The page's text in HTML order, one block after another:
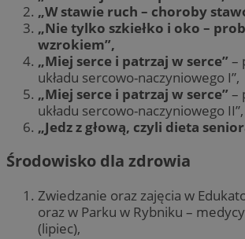
„W stawie ruch – choroby
„Nie tylko szkiełko i oko –
wzrokiem”,
„Miej serce i patrzaj w serce” –
układu sercowo-naczyniowego I”,
„Miej serce i patrzaj w serce” –
układu sercowo-naczyniowego II”,
„Jedz z głową, czyli dieta
Środowisko dla zdrowia
Zwiedzanie oraz zajęcia w
oraz w Parku w Rybniku –
(lipiec),